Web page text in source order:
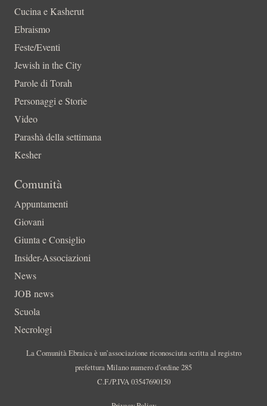
Cucina e Kasherut
Ebraismo
Feste/Eventi
Jewish in the City
Parole di Torah
Personaggi e Storie
Video
Parashà della settimana
Kesher
Comunità
Appuntamenti
Giovani
Giunta e Consiglio
Insider-Associazioni
News
JOB news
Scuola
Necrologi
La Comunità Ebraica è un’associazione riconosciuta scritta al registro
prefettura Milano numero d’ordine 285
C.F./P.IVA 03547690150